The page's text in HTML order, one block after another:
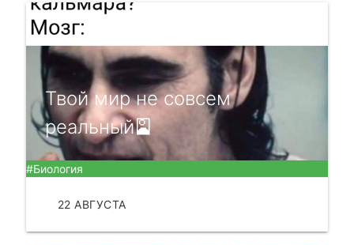
Твой мир не совсем
реальный🎴
#Биология
22 АВГУСТА